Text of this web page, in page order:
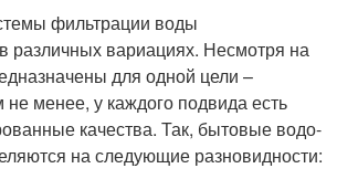
фильтрации воды
различных вариациях. Несмотря на
для одной цели –
не менее, у каждого подвида есть
качества. Так, бытовые водо-
на следующие разновидности: